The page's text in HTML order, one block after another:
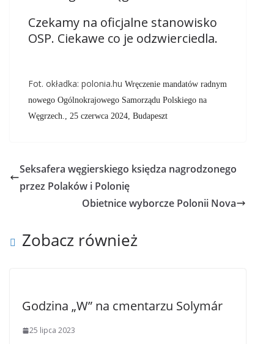
Czekamy na oficjalne stanowisko
OSP. Ciekawe co je odzwierciedla.
Fot. okładka: polonia.hu Wręczenie mandatów radnym
nowego Ogólnokrajowego Samorządu Polskiego na
Węgrzech., 25 czerwca 2024, Budapeszt
Seksafera węgierskiego księdza nagrodzonego
przez Polaków i Polonię
Obietnice wyborcze Polonii Nova
Zobacz również
Godzina „W” na cmentarzu Solymár
25 lipca 2023